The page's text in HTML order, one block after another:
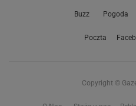
Buzz Pogoda
Poczta
Copyright ©